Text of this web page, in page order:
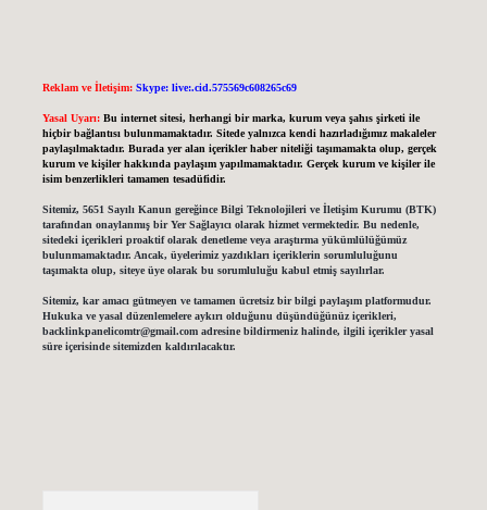
Reklam ve İletişim: Skype: live:.cid.575569c608265c69
Yasal Uyarı: Bu internet sitesi, herhangi bir marka, kurum veya şahıs şirketi ile
hiçbir bağlantısı bulunmamaktadır. Sitede yalnızca kendi hazırladığımız makaleler
paylaşılmaktadır. Burada yer alan içerikler haber niteliği taşımamakta olup, gerçek
kurum ve kişiler hakkında paylaşım yapılmamaktadır. Gerçek kurum ve kişiler ile
isim benzerlikleri tamamen tesadüfidir.
Sitemiz, 5651 Sayılı Kanun gereğince Bilgi Teknolojileri ve İletişim Kurumu (BTK)
tarafından onaylanmış bir Yer Sağlayıcı olarak hizmet vermektedir. Bu nedenle,
sitedeki içerikleri proaktif olarak denetleme veya araştırma yükümlülüğümüz
bulunmamaktadır. Ancak, üyelerimiz yazdıkları içeriklerin sorumluluğunu
taşımakta olup, siteye üye olarak bu sorumluluğu kabul etmiş sayılırlar.
Sitemiz, kar amacı gütmeyen ve tamamen ücretsiz bir bilgi paylaşım platformudur.
Hukuka ve yasal düzenlemelere aykırı olduğunu düşündüğünüz içerikleri,
backlinkpanelicomtr@gmail.comadresine bildirmeniz halinde, ilgili içerikler yasal
süre içerisinde sitemizden kaldırılacaktır.